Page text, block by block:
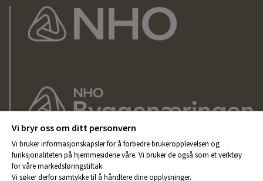
Vi bryr oss om ditt personvern
Vi bruker informasjonskapsler for å forbedre brukeropplevelsen og
funksjonaliteten på hjemmesidene våre. Vi bruker de også som et verktøy
for våre markedsføringstiltak.
Vi søker derfor samtykke til å håndtere dine opplysninger.